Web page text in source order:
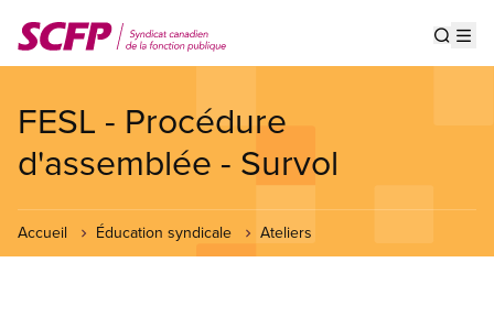
au
contenu
FESL - Procédure
d'assemblée - Survol
Accueil Éducation syndicale Ateliers